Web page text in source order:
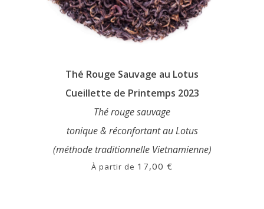
Thé Rouge Sauvage au Lotus
Cueillette de Printemps 2023
Thé rouge sauvage
tonique & réconfortant au Lotus
(méthode traditionnelle Vietnamienne)
À partir de 17,00 €